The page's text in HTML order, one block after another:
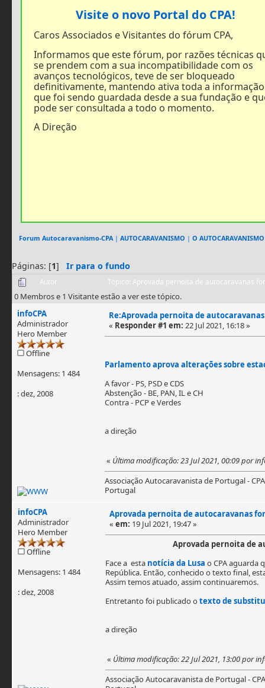
Visite o novo Portal do CPA!
Caros Associados e Visitantes do fórum CPA,
Informamos que este fórum, por razões técnicas
se prendem com a sua incompatibilidade com os
avanços tecnológicos, teve de ser bloqueado
definitivamente, mantendo ativa toda a informação
que foi sendo guardada desde a sua fundação e
pode ser consultada a todo o momento.
A Direção
Forum Autocaravanismo-CPA| AUTOCARAVANISMO | O AUTOCARAVANISMO
Páginas: [1] Ir para o fundo
Autor Tópico: Aprovada pernoita de autocaravanas
0 Membros e 1 Visitante estão a ver este tópico.
infoCPA
Administrador
Hero Member
Offline
Mensagens: 1 484
: dez, 2008
Re:Aprovada pernoita de
« Responder #1 em: 22 Jul 2021, 16:18 »
Parlamento aprova alterações sobre
A favor - PS, PSD e CDS
Abstenção - BE, PAN, IL e CH
Contra - PCP e Verdes
a direção
« Última modificação: 23 Jul 2021, 00:09 por
Associação Autocaravanista de Portugal - CPA
Portugal
infoCPA
Administrador
Hero Member
Offline
Mensagens: 1 484
: dez, 2008
Aprovada pernoita de autocaravanas
« em: 19 Jul 2021, 19:47 »
Aprovada pernoita de
Face a esta notícia da Lusa o CPA aguarda
República. Então, conhecido o texto final,
Assim temos atuado, assim continuaremos.
Entretanto foi publicado otexto de
a direção
« Última modificação: 22 Jul 2021, 13:00 por
Associação Autocaravanista de Portugal - CPA